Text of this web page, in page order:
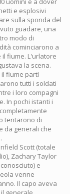
e esplosivi
sulla sponda del
guadare, una
modo di
cominciarono a
fiume. L'urlatore
la scena.
fiume partì
tutti i soldati
i loro compagni
In pochi istanti i
tentarono di
da generali che
Scott (totale
Zachary Taylor
e
venne
Il capo aveva